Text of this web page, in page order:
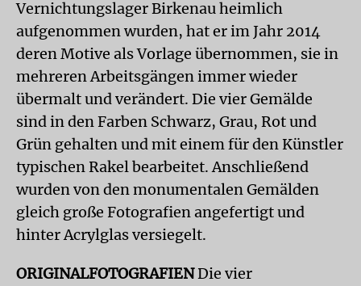
Vernichtungslager Birkenau heimlich
aufgenommen wurden, hat er im Jahr 2014
deren Motive als Vorlage übernommen, sie in
mehreren Arbeitsgängen immer wieder
übermalt und verändert. Die vier Gemälde
sind in den Farben Schwarz, Grau, Rot und
Grün gehalten und mit einem für den Künstler
typischen Rakel bearbeitet. Anschließend
wurden von den monumentalen Gemälden
gleich große Fotografien angefertigt und
hinter Acrylglas versiegelt.
ORIGINALFOTOGRAFIENDie vier